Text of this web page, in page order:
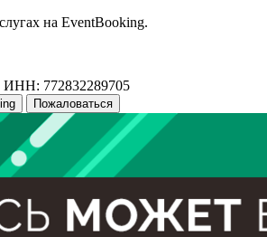
на EventBooking.
ИНН: 772832289705
Пожаловаться